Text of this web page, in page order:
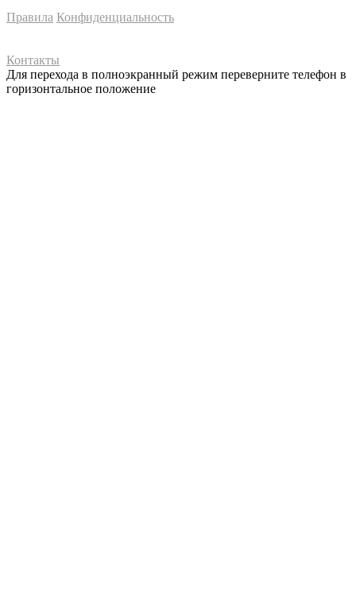
Правила Конфиденциальность
Контакты
Для перехода в полноэкранный режим переверните телефон в
горизонтальное положение